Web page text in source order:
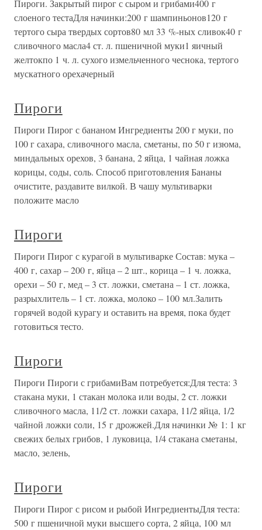
Пироги. Закрытый пирог с сыром и грибами400 г
слоеного тестаДля начинки:200 г шампиньонов120 г
тертого сыра твердых сортов80 мл 33 %-ных сливок40 г
сливочного масла4 ст. л. пшеничной муки1 яичный
желтокпо 1 ч. л. сухого измельченного чеснока, тертого
мускатного орехачерный
Пироги
Пироги Пирог с бананом Ингредиенты 200 г муки, по
100 г сахара, сливочного масла, сметаны, по 50 г изюма,
миндальных орехов, 3 банана, 2 яйца, 1 чайная ложка
корицы, соды, соль. Способ приготовления Бананы
очистите, раздавите вилкой. В чашу мультиварки
положите масло
Пироги
Пироги Пирог с курагой в мультиварке Состав: мука –
400 г, сахар – 200 г, яйца – 2 шт., корица – 1 ч. ложка,
орехи – 50 г, мед – 3 ст. ложки, сметана – 1 ст. ложка,
разрыхлитель – 1 ст. ложка, молоко – 100 мл.Залить
горячей водой курагу и оставить на время, пока будет
готовиться тесто.
Пироги
Пироги Пироги с грибамиВам потребуется:Для теста: 3
стакана муки, 1 стакан молока или воды, 2 ст. ложки
сливочного масла, 11/2 ст. ложки сахара, 11/2 яйца, 1/2
чайной ложки соли, 15 г дрожжей.Для начинки № 1: 1 кг
свежих белых грибов, 1 луковица, 1/4 стакана сметаны,
масло, зелень,
Пироги
Пироги Пирог с рисом и рыбой ИнгредиентыДля теста:
500 г пшеничной муки высшего сорта, 2 яйца, 100 мл